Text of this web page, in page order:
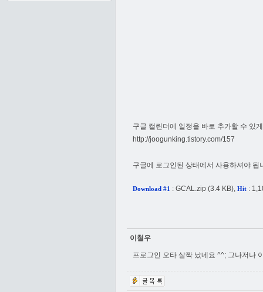
구글 캘린더에 일정을 바로 추가할 수 있
http://joogunking.tistory.com/157
구글에 로그인된 상태에서 사용하셔야 됩
Download #1 : GCAL.zip (3.4 KB), Hit :
이철우
프로그인 오타 살짝 났네요 ^^; 그나저나